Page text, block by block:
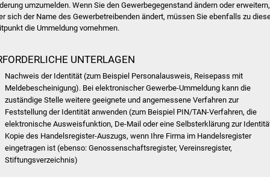
umzumelden. Wenn Sie den Gewerbegegenstand ändern oder erweitern,
sich der Name des Gewerbetreibenden ändert, müssen Sie ebenfalls zu
die Ummeldung vornehmen.
UNTERLAGEN
Nachweis der Identität (zum Beispiel Personalausweis, Reisepass mit
Meldebescheinigung). Bei elektronischer Gewerbe-Ummeldung kann die
zuständige Stelle weitere geeignete und angemessene Verfahren zur
Feststellung der Identität anwenden (zum Beispiel PIN/TAN-Verfahren, die
elektronische Ausweisfunktion, De-Mail oder eine Selbsterklärung zur
Kopie des Handelsregister-Auszugs, wenn Ihre Firma im Handelsregister
eingetragen ist (ebenso: Genossenschaftsregister, Vereinsregister,
Stiftungsverzeichnis)